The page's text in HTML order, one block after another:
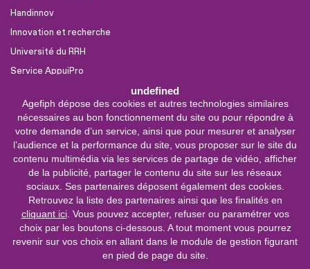
undefined
Agefiph dépose des cookies et autres technologies similaires
nécessaires au bon fonctionnement du site ou pour répondre à
votre demande d’un service, ainsi que pour mesurer et analyser
l’audience et la performance du site, vous proposer sur le site du
contenu multimédia via les services de partage de vidéo, afficher
de la publicité, partager le contenu du site sur les réseaux
sociaux. Ses partenaires déposent également des cookies.
Retrouvez la liste des partenaires ainsi que les finalités en
cliquant ici. Vous pouvez accepter, refuser ou paramétrer vos
choix par les boutons ci-dessous. A tout moment vous pourrez
revenir sur vos choix en allant dans le module de gestion figurant
en pied de page du site.
Handinnov
Innovation et recherche
Université du RRH
Service AppuiPro
Nous suivre
Youtube
Linkedin
Facebook
0 800 11 10 09
Service &
appel gratuits